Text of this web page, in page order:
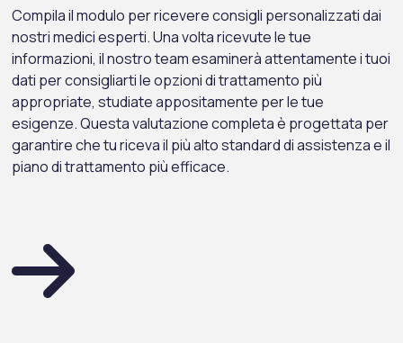
Compila il modulo per ricevere consigli personalizzati dai
nostri medici esperti. Una volta ricevute le tue
informazioni, il nostro team esaminerà attentamente i tuoi
dati per consigliarti le opzioni di trattamento più
appropriate, studiate appositamente per le tue
esigenze. Questa valutazione completa è progettata per
garantire che tu riceva il più alto standard di assistenza e il
piano di trattamento più efficace.